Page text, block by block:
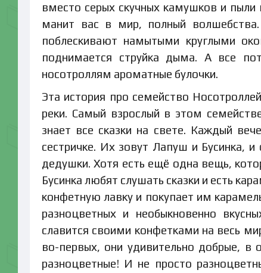
вместо серых скучных камушков и пыли
манит вас в мир, полный
поблескивают намытыми круглыми
поднимается струйка дыма. А все
носотроллям ароматные булочки.
Эта история про семейство
реки. Самый взрослый в этом
знает все сказки на свете. Каждый
сестричке. Их зовут Лапуш и Бусинка,
дедушки. Хотя есть ещё одна вещь,
Бусинка любят слушать сказки и есть
конфетную лавку и покупает им
разноцветных и необыкновенно
славится своими конфетками на весь
во-первых, они удивительно добрые, в
разноцветные! И не просто